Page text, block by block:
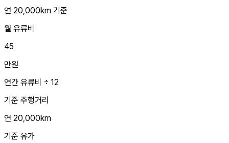
연 20,000km 기준
월 유류비
45
만원
연간 유류비 ÷ 12
기준 주행거리
연 20,000km
기준 유가